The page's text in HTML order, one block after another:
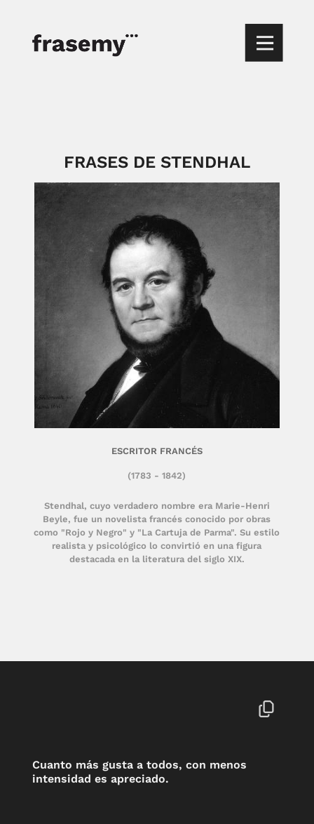
FRASES DE STENDHAL
Stendhal, cuyo verdadero nombre era Marie-Henri
Beyle, fue un novelista francés conocido por obras
como "Rojo y Negro" y "La Cartuja de Parma". Su estilo
realista y psicológico lo convirtió en una figura
destacada en la literatura del siglo XIX.
(1783 - 1842)
ESCRITOR FRANCÉS
Cuanto más gusta a todos, con menos
intensidad es apreciado.